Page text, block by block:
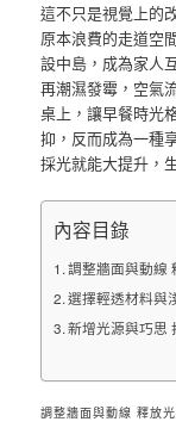
這不只是視覺上的
原本浪費的走道空
設中島，成為家人
再潮濕發霉，空氣
桌上，讓早餐時光
抑，反而成為一種
採光就能大提升，
內容目錄
調整牆面與動線
選擇輕透材料與
新增光源與巧思
調整牆面與動線 釋放